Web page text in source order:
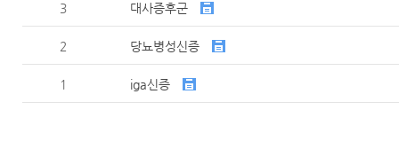
3 대사증후군
2 당뇨병성신증
1 iga신증